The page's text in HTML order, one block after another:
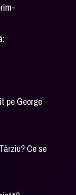
pe George
Ce se